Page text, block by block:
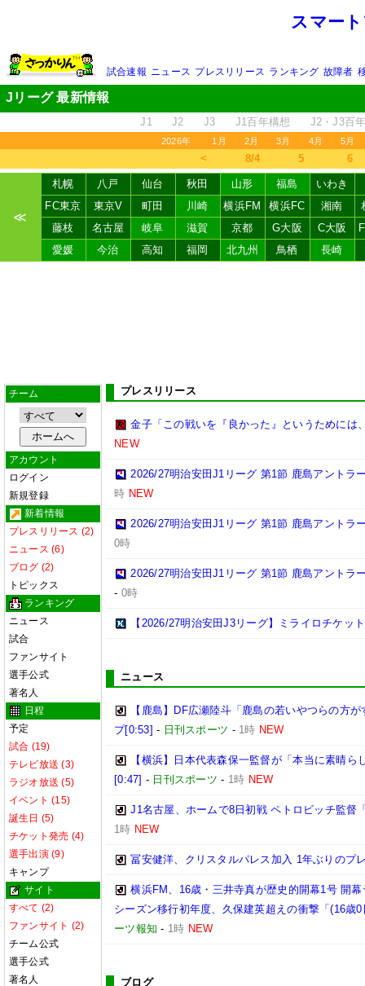
スマー
試合速報 ニュース プレスリリース ランキング 故障者
Jリーグ 最新情報
J1 J2 J3 J1百年構想 J2・J3百
2026年 1月 2月 3月 4月 5月
＜ 8/4 5 6
≪
札幌 八戸 仙台 秋田 山形 福島
いわき
FC東京
東京V 町田 川崎 横浜FM 横浜FC 湘南
藤枝
名古屋 岐阜 滋賀 京都 G大阪 C大阪
愛媛
今治 高知 福岡 北九州 鳥栖 長崎
チーム
アカウント
ログイン
新規登録
新着情報
プレスリリース (2)
ニュース (6)
ブログ (2)
トピックス
ランキング
ニュース
試合
ファンサイト
選手公式
著名人
日程
予定
試合 (19)
テレビ放送 (3)
ラジオ放送 (5)
イベント (15)
誕生日 (5)
チケット発売 (4)
選手出演 (9)
キャンプ
サイト
すべて (2)
ファンサイト (2)
チーム公式
選手公式
著名人
プレスリリース
金子「この戦いを『良かった』というためには
NEW
2026/27明治安田J1リーグ 第1節 鹿島アントラ
時 NEW
2026/27明治安田J1リーグ 第1節 鹿島アントラ
0時
2026/27明治安田J1リーグ 第1節 鹿島アントラ
- 0時
【2026/27明治安田J3リーグ】ミライロチケッ
ニュース
【鹿島】DF広瀬陸斗「鹿島の若いやつらの方
プ[0:53] - 日刊スポーツ - 1時 NEW
【横浜】日本代表森保一監督が「本当に素晴
[0:47] - 日刊スポーツ - 1時 NEW
J1名古屋、ホームで8日初戦 ペトロビッチ監督
1時 NEW
冨安健洋、クリスタルパレス加入 1年ぶりのプ
横浜FM、16歳・三井寺真が歴史的開幕1号 開
シーズン移行初年度、久保建英超えの衝撃「(16歳
ーツ報知 - 1時 NEW
ブログ